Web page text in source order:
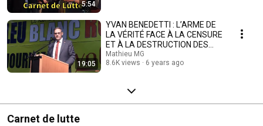
5:54
19:05
YVAN BENEDETTI : L’ARME DE
LA VÉRITÉ FACE À LA CENSURE
ET À LA DESTRUCTION DES
NATIONS
Mathieu MG
8.6K views
6 years ago
Carnet de lutte